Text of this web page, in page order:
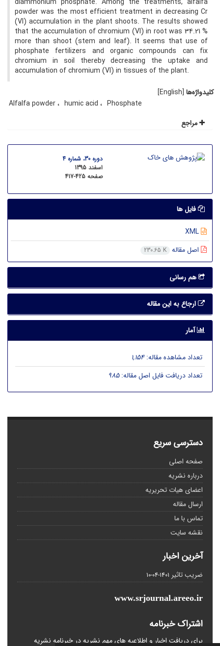
powder was the most efficient treatment in decreasing Cr
(VI) accumulation in the plant shoots. The results showed
that the accumulation of chromium (VI) in root was 34.21 %
more than shoot (stem and leaf). It seems that use of
phosphate fertilizers and organic compounds can fix
chromium in soil thereby decreasing the uptake and
accumulation of chromium (VI) in tissues of the plant.
کلیدواژه‌ها [English]
Alfalfa powder
humic acid
Phosphate
مراجع
دوره 30، شماره 4
اسفند 1395
صفحه 417-425
فایل ها
اصل مقاله 230.65 K
هم رسانی
ارجاع به این مقاله
آمار
تعداد مشاهده مقاله:1,154
تعداد دریافت فایل اصل مقاله:985
دسترسی سریع
صفحه اصلی
درباره نشریه
اعضای هیات تحریریه
ارسال مقاله
تماس با ما
نقشه سایت
آخرین اخبار
ضریب تاثیر 1401-04-10
www.srjournal.areeo.ir
اشتراک خبرنامه
برای دریافت اخبار و اطلاعیه های مهم نشریه در خبرنامه نشریه